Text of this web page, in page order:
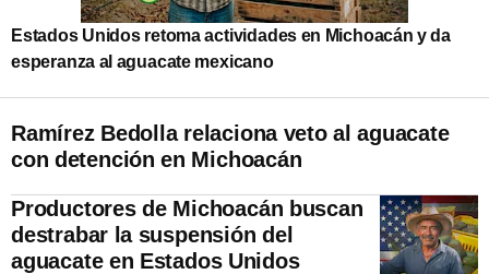
Estados Unidos retoma actividades en Michoacán y da
esperanza al aguacate mexicano
Ramírez Bedolla relaciona veto al aguacate
con detención en Michoacán
Productores de Michoacán buscan
destrabar la suspensión del
aguacate en Estados Unidos